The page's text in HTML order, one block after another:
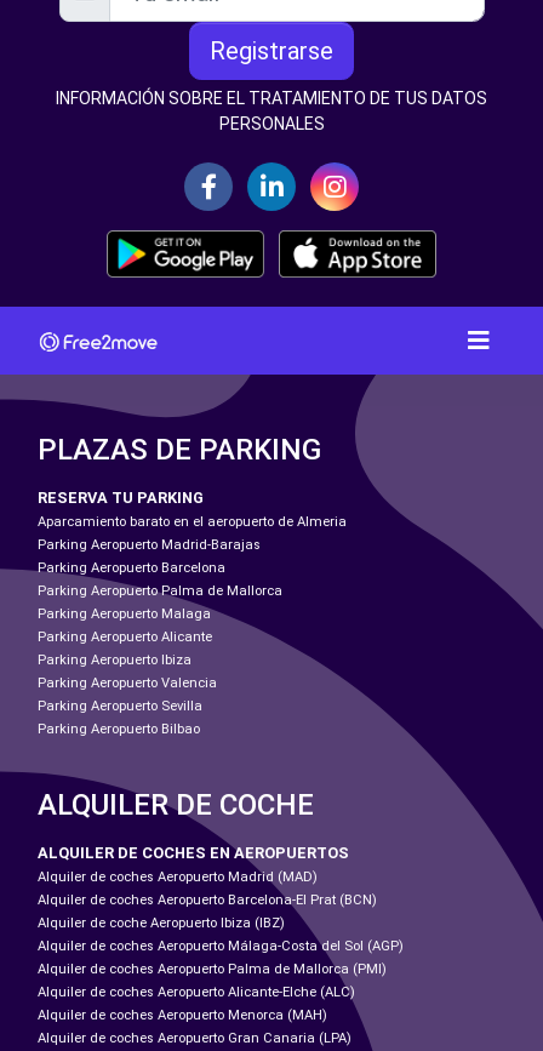
Registrarse
INFORMACIÓN SOBRE EL TRATAMIENTO DE TUS DATOS
PERSONALES
PLAZAS DE PARKING
RESERVA TU PARKING
Aparcamiento barato en el aeropuerto de Almeria
Parking Aeropuerto Madrid-Barajas
Parking Aeropuerto Barcelona
Parking Aeropuerto Palma de Mallorca
Parking Aeropuerto Malaga
Parking Aeropuerto Alicante
Parking Aeropuerto Ibiza
Parking Aeropuerto Valencia
Parking Aeropuerto Sevilla
Parking Aeropuerto Bilbao
ALQUILER DE COCHE
ALQUILER DE COCHES EN AEROPUERTOS
Alquiler de coches Aeropuerto Madrid (MAD)
Alquiler de coches Aeropuerto Barcelona-El Prat (BCN)
Alquiler de coche Aeropuerto Ibiza (IBZ)
Alquiler de coches Aeropuerto Málaga-Costa del Sol (AGP)
Alquiler de coches Aeropuerto Palma de Mallorca (PMI)
Alquiler de coches Aeropuerto Alicante-Elche (ALC)
Alquiler de coches Aeropuerto Menorca (MAH)
Alquiler de coches Aeropuerto Gran Canaria (LPA)